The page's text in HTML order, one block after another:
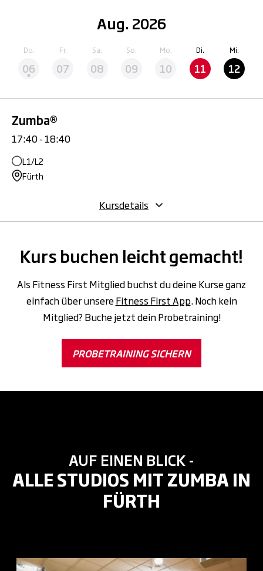
Aug. 2026
Do.
06
Fr.
07
Sa.
08
So.
09
Mo.
10
Di.
11
Mi.
12
Zumba®
17:40 - 18:40
L1/L2
Fürth
Kursdetails
Kurs buchen leicht gemacht!
Als Fitness First Mitglied buchst du deine Kurse ganz
einfach über unsereFitness First App. Noch kein
Mitglied? Buche jetzt dein Probetraining!
PROBETRAINING SICHERN
AUF EINEN BLICK -
ALLE STUDIOS MIT ZUMBA IN
FÜRTH